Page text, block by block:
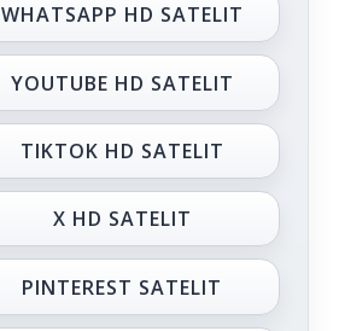
WHATSAPP HD SATELIT
YOUTUBE HD SATELIT
TIKTOK HD SATELIT
X HD SATELIT
PINTEREST SATELIT